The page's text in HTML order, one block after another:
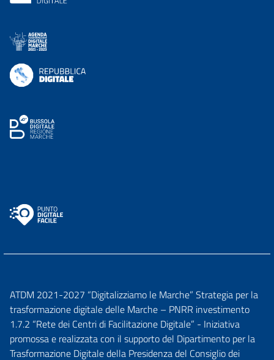
ATDM 2021-2027 “Digitalizziamo le Marche” Strategia per la
trasformazione digitale delle Marche – PNRR investimento
1.7.2 “Rete dei Centri di Facilitazione Digitale” - Iniziativa
promossa e realizzata con il supporto del Dipartimento per la
Trasformazione Digitale della Presidenza del Consiglio dei